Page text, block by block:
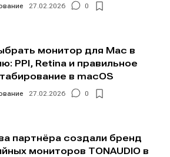
27.02.2026 0
монитор для Mac в
PPI, Retina и правильное
в macOS
27.02.2026 0
партнёра создали бренд
мониторов TONAUDIO в